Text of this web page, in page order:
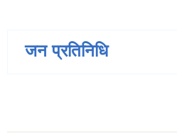
जन प्रतिनिधि